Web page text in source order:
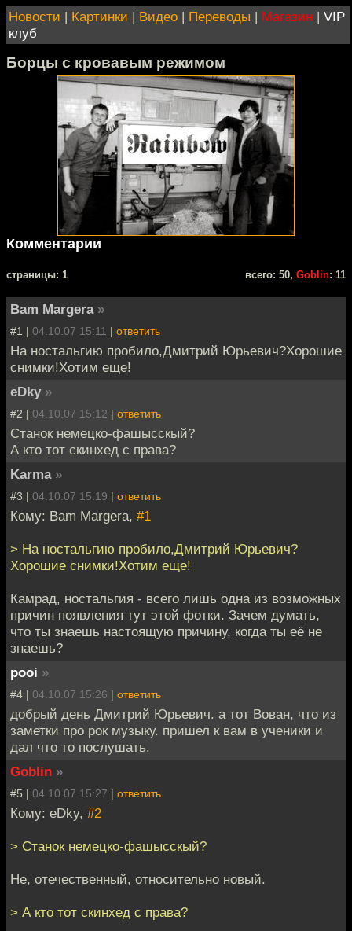
Новости | Картинки | Видео | Переводы | Магазин | VIP
клуб
Борцы с кровавым режимом
Комментарии
cтраницы: 1 всего: 50, Goblin: 11
Bam Margera »
#1 | 04.10.07 15:11 | ответить
На ностальгию пробило,Дмитрий Юрьевич?Хорошие
снимки!Хотим еще!
eDky »
#2 | 04.10.07 15:12 | ответить
Станок немецко-фашысскый?
А кто тот скинхед с права?
Karma »
#3 | 04.10.07 15:19 | ответить
Кому: Bam Margera, #1
> На ностальгию пробило,Дмитрий Юрьевич?
Хорошие снимки!Хотим еще!
Камрад, ностальгия - всего лишь одна из возможных
причин появления тут этой фотки. Зачем думать,
что ты знаешь настоящую причину, когда ты её не
знаешь?
pooi »
#4 | 04.10.07 15:26 | ответить
добрый день Дмитрий Юрьевич. а тот Вован, что из
заметки про рок музыку. пришел к вам в ученики и
дал что то послушать.
Goblin »
#5 | 04.10.07 15:27 | ответить
Кому: eDky, #2
> Станок немецко-фашысскый?
Не, отечественный, относительно новый.
> А кто тот скинхед с права?